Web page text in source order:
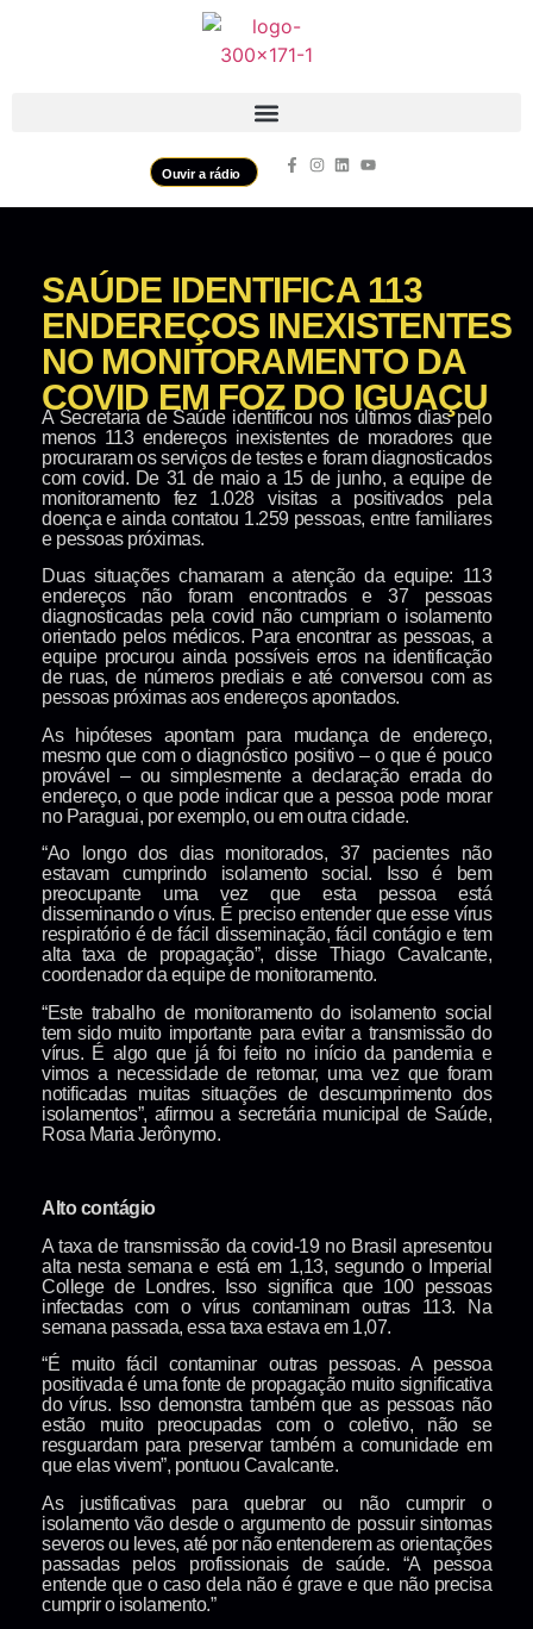
Ouvir a rádio
SAÚDE IDENTIFICA 113
ENDEREÇOS INEXISTENTES
NO MONITORAMENTO DA
COVID EM FOZ DO IGUAÇU
A Secretaria de Saúde identificou nos últimos dias pelo
menos 113 endereços inexistentes de moradores que
procuraram os serviços de testes e foram diagnosticados
com covid. De 31 de maio a 15 de junho, a equipe de
monitoramento fez 1.028 visitas a positivados pela
doença e ainda contatou 1.259 pessoas, entre familiares
e pessoas próximas.
Duas situações chamaram a atenção da equipe: 113
endereços não foram encontrados e 37 pessoas
diagnosticadas pela covid não cumpriam o isolamento
orientado pelos médicos. Para encontrar as pessoas, a
equipe procurou ainda possíveis erros na identificação
de ruas, de números prediais e até conversou com as
pessoas próximas aos endereços apontados.
As hipóteses apontam para mudança de endereço,
mesmo que com o diagnóstico positivo – o que é pouco
provável – ou simplesmente a declaração errada do
endereço, o que pode indicar que a pessoa pode morar
no Paraguai, por exemplo, ou em outra cidade.
“Ao longo dos dias monitorados, 37 pacientes não
estavam cumprindo isolamento social. Isso é bem
preocupante uma vez que esta pessoa está
disseminando o vírus. É preciso entender que esse vírus
respiratório é de fácil disseminação, fácil contágio e tem
alta taxa de propagação”, disse Thiago Cavalcante,
coordenador da equipe de monitoramento.
“Este trabalho de monitoramento do isolamento social
tem sido muito importante para evitar a transmissão do
vírus. É algo que já foi feito no início da pandemia e
vimos a necessidade de retomar, uma vez que foram
notificadas muitas situações de descumprimento dos
isolamentos”, afirmou a secretária municipal de Saúde,
Rosa Maria Jerônymo.
Alto contágio
A taxa de transmissão da covid-19 no Brasil apresentou
alta nesta semana e está em 1,13, segundo o Imperial
College de Londres. Isso significa que 100 pessoas
infectadas com o vírus contaminam outras 113. Na
semana passada, essa taxa estava em 1,07.
“É muito fácil contaminar outras pessoas. A pessoa
positivada é uma fonte de propagação muito significativa
do vírus. Isso demonstra também que as pessoas não
estão muito preocupadas com o coletivo, não se
resguardam para preservar também a comunidade em
que elas vivem”, pontuou Cavalcante.
As justificativas para quebrar ou não cumprir o
isolamento vão desde o argumento de possuir sintomas
severos ou leves, até por não entenderem as orientações
passadas pelos profissionais de saúde. “A pessoa
entende que o caso dela não é grave e que não precisa
cumprir o isolamento.”